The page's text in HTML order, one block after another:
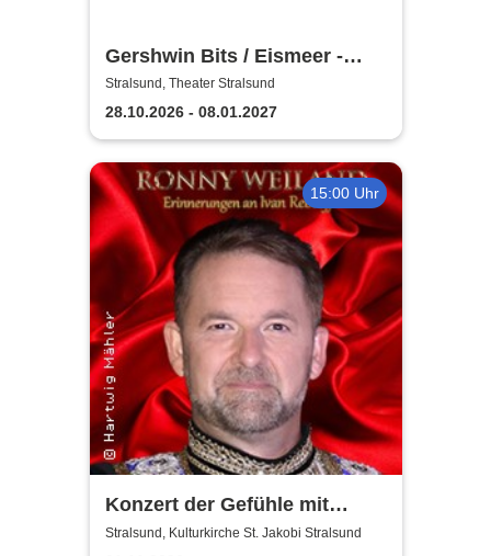
Gershwin Bits / Eismeer -
Theater Vorpommern
Stralsund, Theater Stralsund
28.10.2026 - 08.01.2027
15:00 Uhr
Konzert der Gefühle mit
Ronny Weiland
Stralsund, Kulturkirche St. Jakobi Stralsund